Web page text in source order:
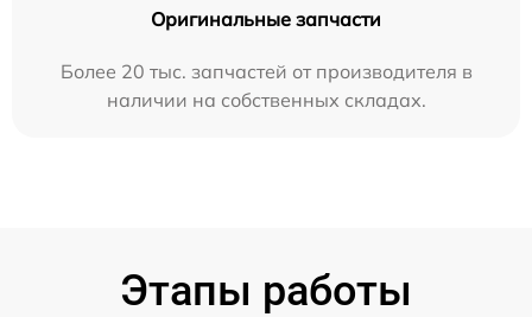
Оригинальные запчасти
Более 20 тыс. запчастей от производителя в
наличии на собственных складах.
Этапы работы